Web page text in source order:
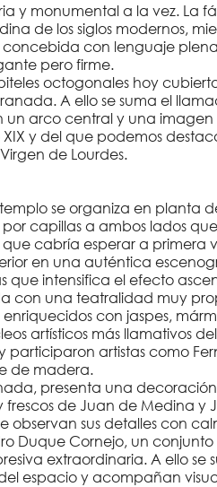
y monumental a la vez. La
de los siglos modernos,
con lenguaje
pero firme.
octogonales hoy
A ello se suma el
arco central y una imagen
XIX y del que podemos
de Lourdes.
se organiza en planta
capillas a ambos lados
cabría esperar a primera
en una auténtica
intensifica el efecto
con una teatralidad muy
con jaspes,
artísticos más llamativos
participaron artistas como
de madera.
presenta una
de Juan de Medina y
observan sus detalles con
Duque Cornejo, un
extraordinaria. A ello se
espacio y acompañan